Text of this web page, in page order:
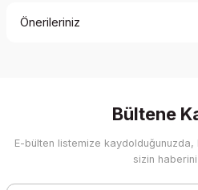
Önerileriniz
Görüş ve önerileriniz için teşekkür
Ürün resmi kalitesiz, bozuk veya
Bültene
E-bülten listemize
sizin